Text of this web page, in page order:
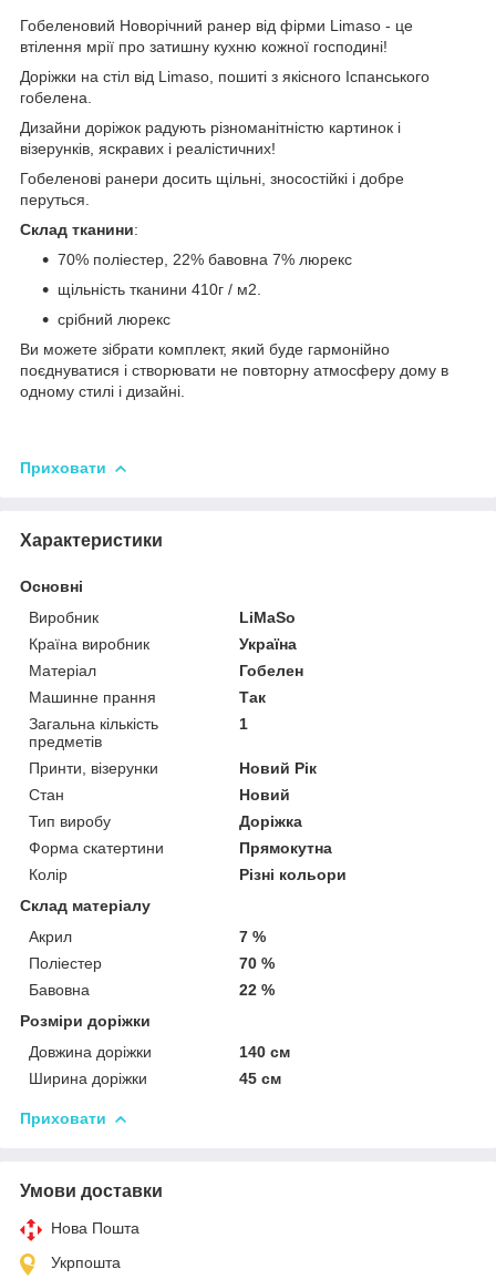
Гобеленовий Новорічний ранер від фірми Limaso - це
втілення мрії про затишну кухню кожної господині!
Доріжки на стіл від Limaso, пошиті з якісного Іспанського
гобелена.
Дизайни доріжок радують різноманітністю картинок і
візерунків, яскравих і реалістичних!
Гобеленові ранери досить щільні, зносостійкі і добре
перуться.
Склад тканини:
70% поліестер, 22% бавовна 7% люрекс
щільність тканини 410г / м2.
срібний люрекс
Ви можете зібрати комплект, який буде гармонійно
поєднуватися і створювати не повторну атмосферу дому в
одному стилі і дизайні.
Приховати
Характеристики
Основні
Виробник
LiMaSo
Країна виробник
Україна
Матеріал
Гобелен
Машинне прання
Так
Загальна кількість
предметів
1
Принти, візерунки
Новий Рік
Стан
Новий
Тип виробу
Доріжка
Форма скатертини
Прямокутна
Колір
Різні кольори
Склад матеріалу
Акрил
7 %
Поліестер
70 %
Бавовна
22 %
Розміри доріжки
Довжина доріжки
140 см
Ширина доріжки
45 см
Приховати
Умови доставки
Нова Пошта
Укрпошта